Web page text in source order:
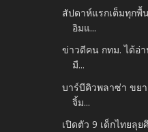
สัปดาห์แรกเต็มทุกพื้
อิมแ...
ข่าวดีคน กทม. ได้อ่
มื...
บาร์บีคิวพลาซ่า ขย
จิ้ม...
เปิดตัว 9 เด็กไทยลุ